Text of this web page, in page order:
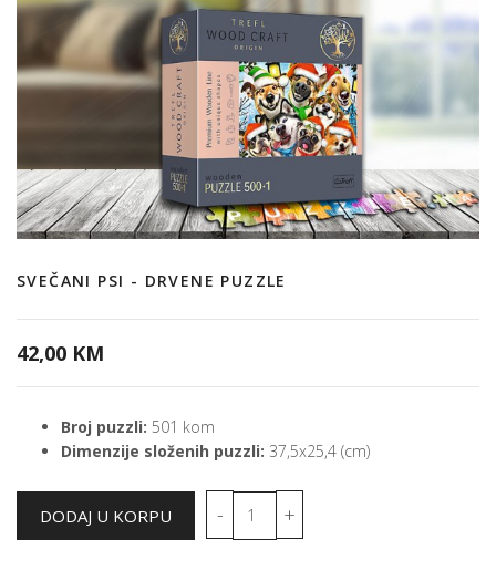
SVEČANI PSI - DRVENE PUZZLE
42,00 KM
Broj puzzli: 501 kom
Dimenzije složenih puzzli: 37,5x25,4 (cm)